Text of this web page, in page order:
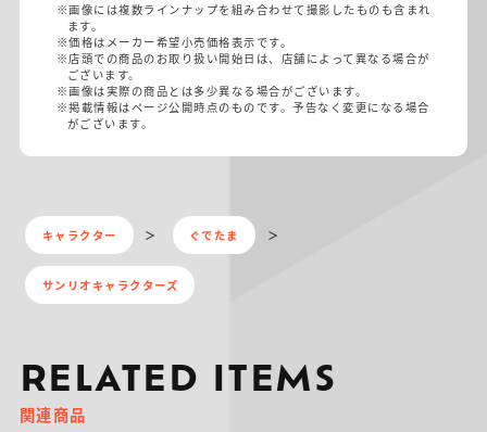
※画像には複数ラインナップを組み合わせて撮影したものも含まれ
ます。
※価格はメーカー希望小売価格表示です。
※店頭での商品のお取り扱い開始日は、店舗によって異なる場合が
ございます。
※画像は実際の商品とは多少異なる場合がございます。
※掲載情報はページ公開時点のものです。予告なく変更になる場合
がございます。
キャラクター ぐでたま
サンリオキャラクターズ
RELATED ITEMS
関連商品